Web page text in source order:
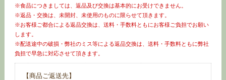
※食品につきましては、返品及び交換は基本的にお受けできません。
※返品・交換は、未開封、未使用のものに限らせて頂きます。
※お客様ご都合による返品交換は、送料・手数料ともにお客様ご負担でお願い
します。
※配送途中の破損・弊社のミス等による返品交換は、送料・手数料ともに弊社
負担で早急に対応させて頂きます。
【商品ご返送先】